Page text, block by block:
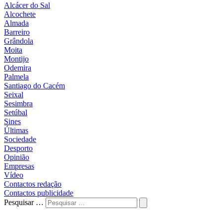
Alcácer do Sal
Alcochete
Almada
Barreiro
Grândola
Moita
Montijo
Odemira
Palmela
Santiago do Cacém
Seixal
Sesimbra
Setúbal
Sines
Últimas
Sociedade
Desporto
Opinião
Empresas
Vídeo
Contactos redação
Contactos publicidade
Pesquisar …